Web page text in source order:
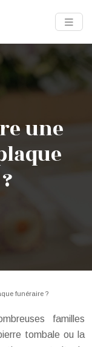
une
funéraire ?
familles
tombale ou la